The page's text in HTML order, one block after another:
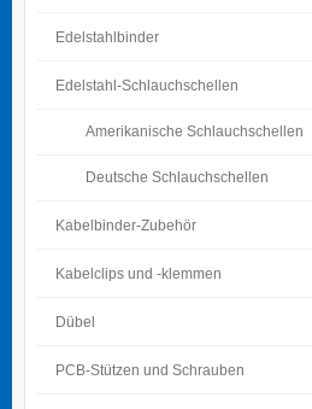
Edelstahlbinder
Edelstahl-Schlauchschellen
Amerikanische Schlauchschellen
Deutsche Schlauchschellen
Kabelbinder-Zubehör
Kabelclips und -klemmen
Dübel
PCB-Stützen und Schrauben